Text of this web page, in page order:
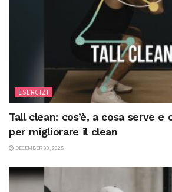
ESERCIZI
Tall clean: cos’è, a cosa serve
per migliorare il clean
DECEMBER 30, 2025